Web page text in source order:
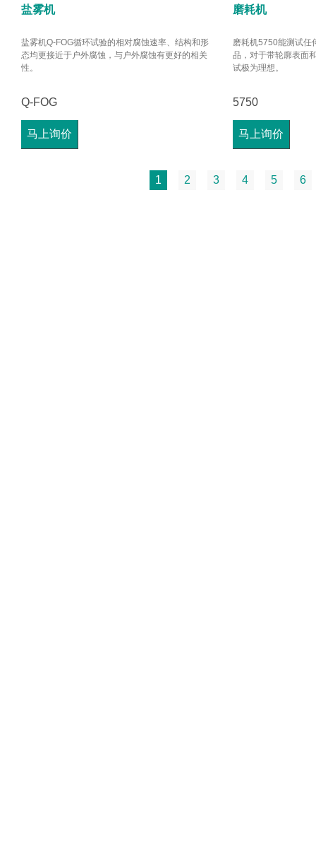
盐雾机
盐雾机Q-FOG循环试验的相对腐蚀速率、结构和形
态均更接近于户外腐蚀，与户外腐蚀有更好的相关
性。
Q-FOG
马上询价
磨耗机
磨耗机5750能测试任
品，对于带轮廓表面
试极为理想。
5750
马上询价
1 2 3 4 5 6